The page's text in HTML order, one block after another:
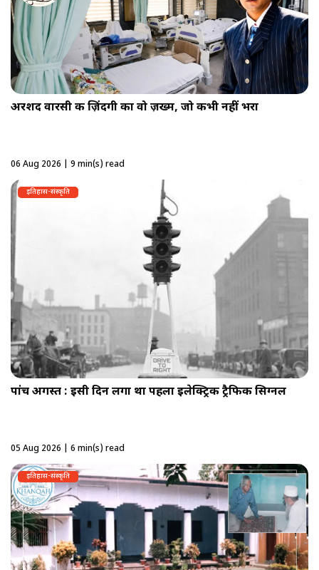
अरशद वारसी की ज़िंदगी का वो ज़ख्म, जो कभी नहीं भरा
06 Aug 2026 | 9 min(s) read
इतिहास-संस्कृति
पांच अगस्त : इसी दिन लगा था पहला इलेक्ट्रिक ट्रैफिक सिग्नल
05 Aug 2026 | 6 min(s) read
इतिहास-संस्कृति